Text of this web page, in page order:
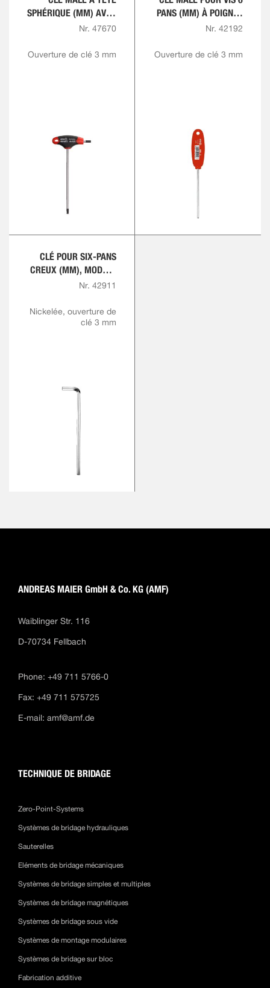
SPHÉRIQUE (MM) AVEC
POIGNÉE EN «T»
MATIÈRE, AVEC
Nr. 47670
Ouverture de clé 3 mm
PANS (MM) À POIGNÉE
DROITE
Nr. 42192
Ouverture de clé 3 mm
CLÉ POUR SIX-PANS
CREUX (MM), MODÈLE
EXTRA LONG
Nr. 42911
Nickelée, ouverture de
clé 3 mm
ANDREAS MAIER GmbH & Co. KG (AMF)
Waiblinger Str. 116
D-70734 Fellbach
Phone: +49 711 5766-0
Fax: +49 711 575725
E-mail: amf@amf.de
TECHNIQUE DE BRIDAGE
Zero-Point-Systems
Systèmes de bridage hydrauliques
Sauterelles
Eléments de bridage mécaniques
Systèmes de bridage simples et multiples
Systèmes de bridage magnétiques
Systèmes de bridage sous vide
Systèmes de montage modulaires
Systèmes de bridage sur bloc
Fabrication additive